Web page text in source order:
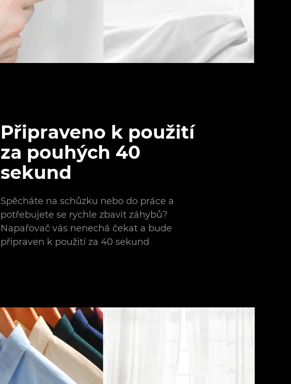
Připraveno k použití
za pouhých 40
sekund
Spěcháte na schůzku nebo do práce a
potřebujete se rychle zbavit záhybů?
Napařovač vás nenechá čekat a bude
připraven k použití za 40 sekund